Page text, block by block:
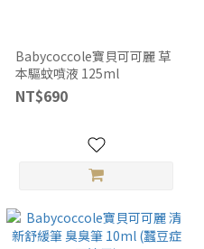
Babycoccole寶貝可可麗 草
本驅蚊噴液 125ml
NT$690